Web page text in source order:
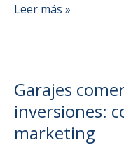
Garajes
análisis
de
escasez
Leer más »
Garajes
inversiones:
marketing